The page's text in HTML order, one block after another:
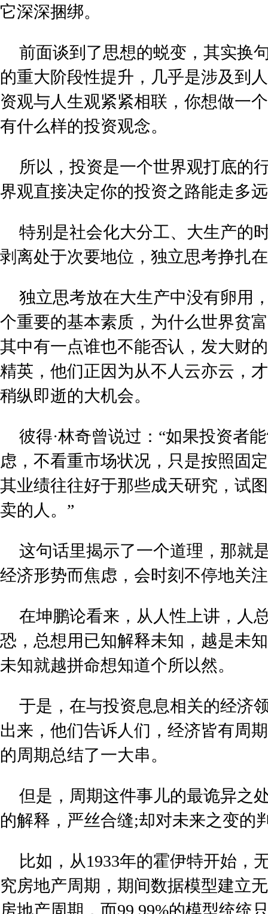
它深深捆绑。
前面谈到了思想的蜕变，其实换
的重大阶段性提升，几乎是涉及到
资观与人生观紧紧相联，你想做一
有什么样的投资观念。
所以，投资是一个世界观打底的
界观直接决定你的投资之路能走多
特别是社会化大分工、大生产的
剥离处于次要地位，独立思考挣扎
独立思考放在大生产中没有卵用
个重要的基本素质，为什么世界贫
其中有一点谁也不能否认，发大财
精英，他们正因为从不人云亦云，
稍纵即逝的大机会。
彼得·林奇曾说过：“如果投资者
虑，不看重市场状况，只是按照固
其业绩往往好于那些成天研究，试
卖的人。”
这句话里揭示了一个道理，那就
经济形势而焦虑，会时刻不停地关
在坤鹏论看来，从人性上讲，人
恐，总想用已知解释未知，越是未
未知就越拼命想知道个所以然。
于是，在与投资息息相关的经济
出来，他们告诉人们，经济皆有周
的周期总结了一大串。
但是，周期这件事儿的最诡异之
的解释，严丝合缝;却对未来之变的
比如，从1933年的霍伊特开始，
究房地产周期，期间数据模型建立
房地产周期，而99.99%的模型统统